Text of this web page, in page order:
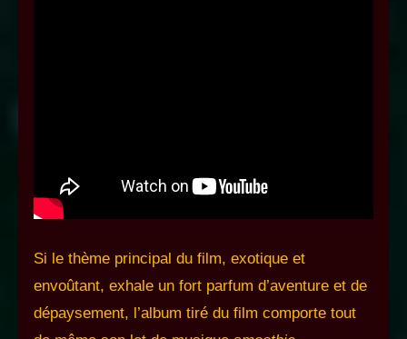
Si le thème principal du film, exotique et
envoûtant, exhale un fort parfum d’aventure et de
dépaysement, l’album tiré du film comporte tout